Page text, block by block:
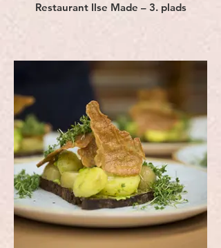
Restaurant Ilse Made – 3. plads